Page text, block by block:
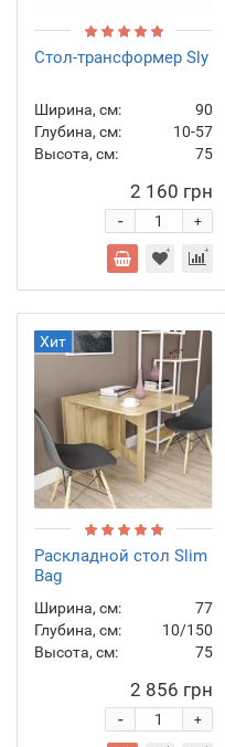
Стол-трансформер Sly
Ширина, см:
90
Глубина, см:
10-57
Высота, см:
75
2 160 грн
+
-
Хит
Раскладной стол Slim
Bag
Ширина, см:
77
Глубина, см:
10/150
Высота, см:
75
2 856 грн
+
-